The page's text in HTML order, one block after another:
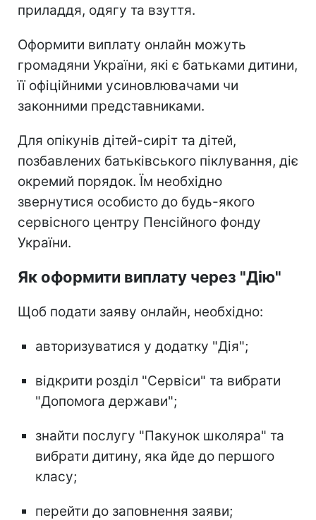
приладдя, одягу та взуття.
Оформити виплату онлайн можуть
громадяни України, які є батьками дитини,
її офіційними усиновлювачами чи
законними представниками.
Для опікунів дітей-сиріт та дітей,
позбавлених батьківського піклування, діє
окремий порядок. Їм необхідно
звернутися особисто до будь-якого
сервісного центру Пенсійного фонду
України.
Як оформити виплату через "Дію"
Щоб подати заяву онлайн, необхідно:
авторизуватися у додатку "Дія";
відкрити розділ "Сервіси" та вибрати
"Допомога держави";
знайти послугу "Пакунок школяра" та
вибрати дитину, яка йде до першого
класу;
перейти до заповнення заяви;